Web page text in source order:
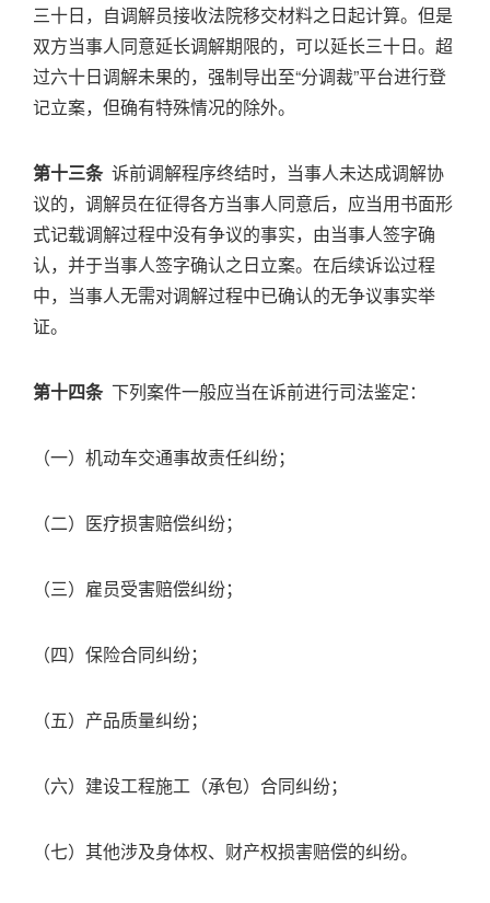
三十日，自调解员接收法院移交材料之日起计算。但是
双方当事人同意延长调解期限的，可以延长三十日。超
过六十日调解未果的，强制导出至“分调裁”平台进行登
记立案，但确有特殊情况的除外。
第十三条诉前调解程序终结时，当事人未达成调解协
议的，调解员在征得各方当事人同意后，应当用书面形
式记载调解过程中没有争议的事实，由当事人签字确
认，并于当事人签字确认之日立案。在后续诉讼过程
中，当事人无需对调解过程中已确认的无争议事实举
证。
第十四条下列案件一般应当在诉前进行司法鉴定：
（一）机动车交通事故责任纠纷；
（二）医疗损害赔偿纠纷；
（三）雇员受害赔偿纠纷；
（四）保险合同纠纷；
（五）产品质量纠纷；
（六）建设工程施工（承包）合同纠纷；
（七）其他涉及身体权、财产权损害赔偿的纠纷。